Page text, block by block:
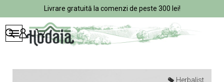
Livrare gratuită la comenzi de peste 300 lei!
Herbalist